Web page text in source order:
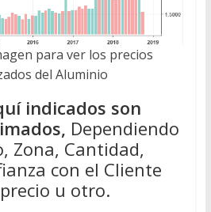
para ver los precios
del Aluminio
indicados son
Dependiendo
Zona, Cantidad,
con el Cliente
u otro.